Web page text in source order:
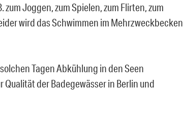
Joggen, zum Spielen, zum Flirten, zum
wird das Schwimmen im Mehrzweckbecken
Tagen Abkühlung in den Seen
der Badegewässer in Berlin und